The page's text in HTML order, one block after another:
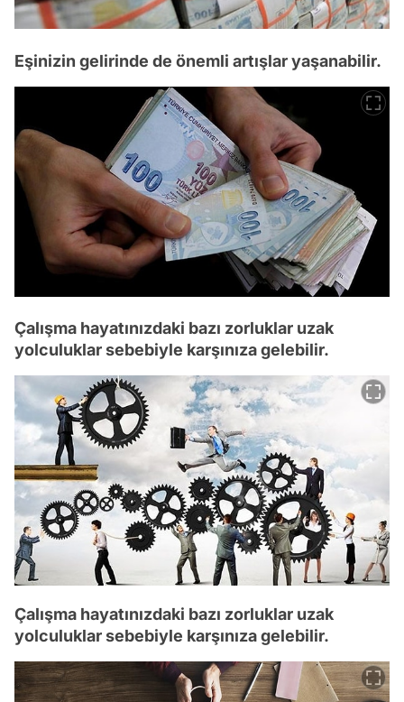
Eşinizin gelirinde de önemli artışlar yaşanabilir.
Çalışma hayatınızdaki bazı zorluklar uzak
yolculuklar sebebiyle karşınıza gelebilir.
Çalışma hayatınızdaki bazı zorluklar uzak
yolculuklar sebebiyle karşınıza gelebilir.